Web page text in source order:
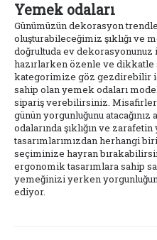
Yemek odaları
Günümüzün dekorasyon
oluşturabileceğimiz şıklığı ve
doğrultuda ev
hazırlarken özenle ve dikkatle
kategorimize göz gezdirebilir
sahip olan yemek odaları
sipariş verebilirsiniz.
günün yorgunluğunu
odalarında şıklığın ve
tasarımlarımızdan herhangi
seçiminize hayran
ergonomik tasarımlara sahip
yemeğinizi yerken
ediyor.